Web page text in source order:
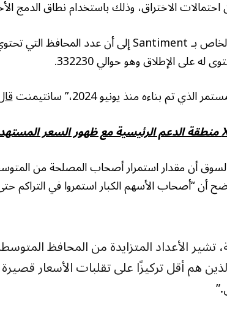
تم بناءه منذ يونيو 2024،” سانتيمنت
أن مقدار استمرار أصحاب المصلحة من
أن “أصحاب الأسهم الكبار استمروا في التراكم
تشير الأعداد المتزايدة من المحافظ
هم أقل تركيزًا على تقلبات الأسعار